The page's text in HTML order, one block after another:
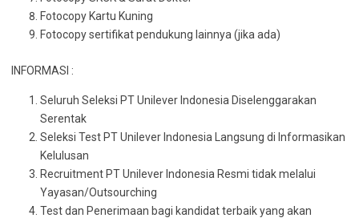
Fotocopy Kartu Kuning
Fotocopy sertifikat pendukung lainnya (jika ada)
INFORMASI :
Seluruh Seleksi PT Unilever Indonesia Diselenggarakan
Serentak
Seleksi Test PT Unilever Indonesia Langsung di Informasikan
Kelulusan
Recruitment PT Unilever Indonesia Resmi tidak melalui
Yayasan/Outsourching
Test dan Penerimaan bagi kandidat terbaik yang akan